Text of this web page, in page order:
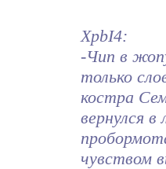
XpbI4:
-Чип в
только
костра
вернулся
чувством